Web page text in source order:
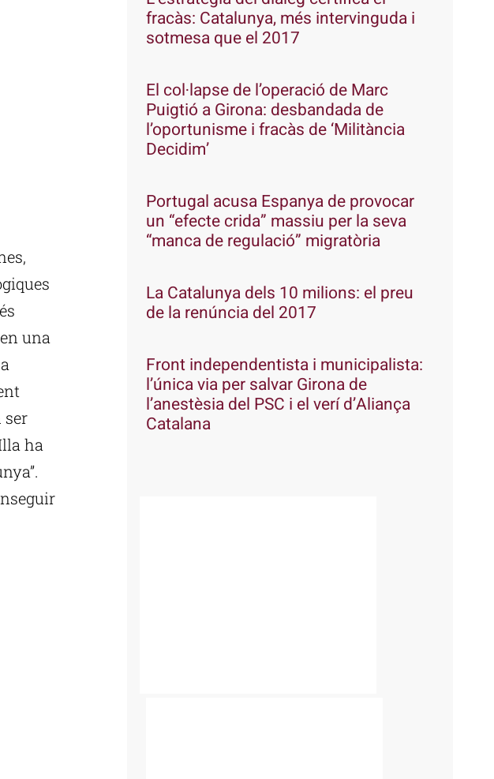
una
ser
ha
fracàs: Catalunya, més intervinguda i
sotmesa que el 2017
El col·lapse de l’operació de Marc
Puigtió a Girona: desbandada de
l’oportunisme i fracàs de ‘Militància
Decidim’
Portugal acusa Espanya de provocar
un “efecte crida” massiu per la seva
“manca de regulació” migratòria
La Catalunya dels 10 milions: el preu
de la renúncia del 2017
Front independentista i municipalista:
l’única via per salvar Girona de
l’anestèsia del PSC i el verí d’Aliança
Catalana